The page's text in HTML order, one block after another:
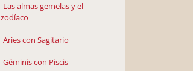
Las almas gemelas y el
zodíaco
Aries con Sagitario
Géminis con Piscis